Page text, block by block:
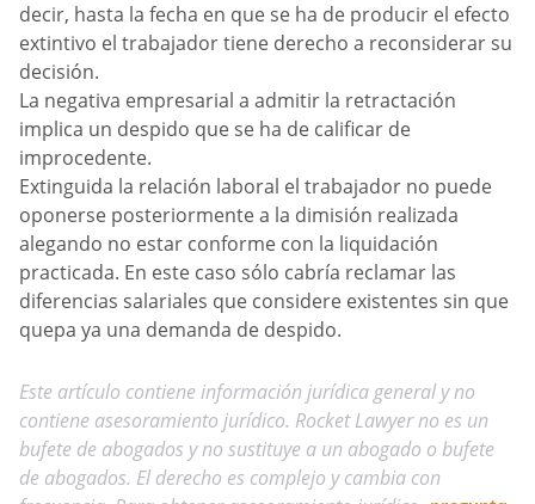
decir, hasta la fecha en que se ha de producir el efecto
extintivo el trabajador tiene derecho a reconsiderar su
decisión.
La negativa empresarial a admitir la retractación
implica un despido que se ha de calificar de
improcedente.
Extinguida la relación laboral el trabajador no puede
oponerse posteriormente a la dimisión realizada
alegando no estar conforme con la liquidación
practicada. En este caso sólo cabría reclamar las
diferencias salariales que considere existentes sin que
quepa ya una demanda de despido.
Este artículo contiene información jurídica general y no
contiene asesoramiento jurídico. Rocket Lawyer no es un
bufete de abogados y no sustituye a un abogado o bufete
de abogados. El derecho es complejo y cambia con